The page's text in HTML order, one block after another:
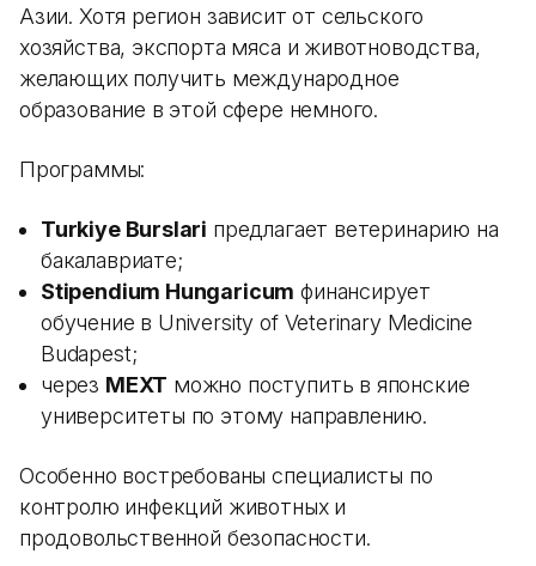
Азии. Хотя регион зависит от сельского
хозяйства, экспорта мяса и животноводства,
желающих получить международное
образование в этой сфере немного.
Программы:
Turkiye Burslari предлагает ветеринарию на
бакалавриате;
Stipendium Hungaricum финансирует
обучение в University of Veterinary Medicine
Budapest;
через MEXT можно поступить в японские
университеты по этому направлению.
Особенно востребованы специалисты по
контролю инфекций животных и
продовольственной безопасности.